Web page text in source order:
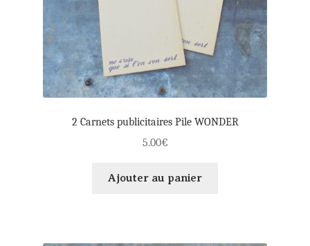
2 Carnets publicitaires Pile WONDER
5.00€
Ajouter au panier